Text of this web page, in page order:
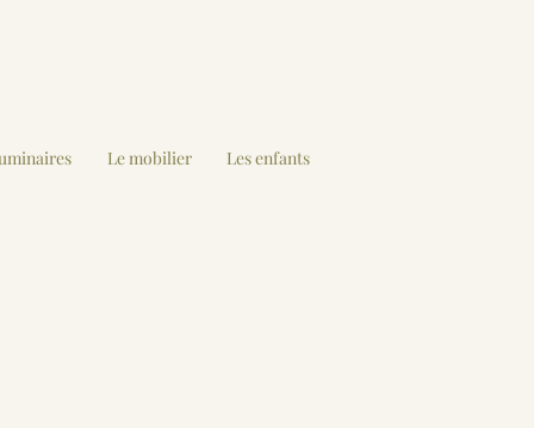
Le mobilier Les enfants